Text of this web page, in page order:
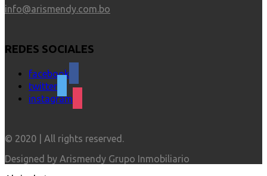
info@arismendy.com.bo
REDES SOCIALES
facebook
twitter
instagram
© 2020 | All rights reserved.
Designed by Arismendy Grupo Inmobiliario